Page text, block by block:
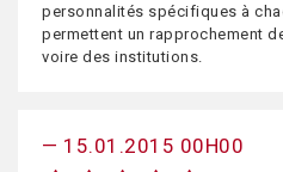
personnalités spécifiques à
permettent un rapprochement
voire des institutions.
— 15.01.2015 00H00